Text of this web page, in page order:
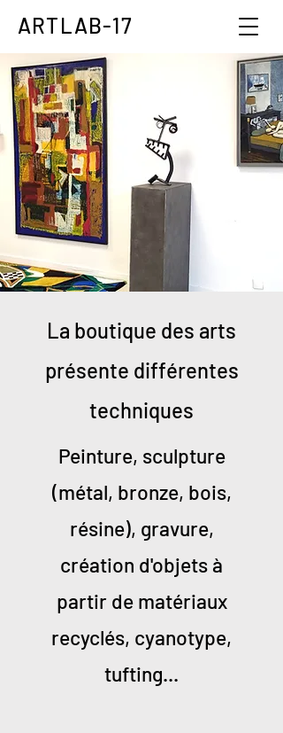
ARTLAB-17
La boutique des arts
présente différentes
techniques
Peinture, sculpture
(métal, bronze, bois,
résine), gravure,
création d'objets à
partir de matériaux
recyclés, cyanotype,
tufting...